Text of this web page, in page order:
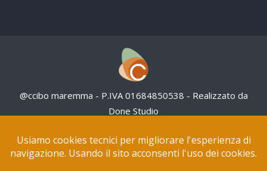
@ccibo maremma - P.IVA 01684850538 - Realizzato da
Done Studio
Tutte le opere in questo sito web sono distribuite con
Licenza Creative Commons Attribuzione – Non